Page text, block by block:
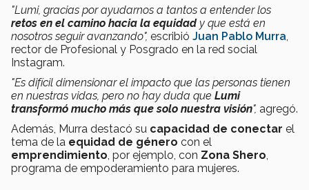
"Lumi, gracias por ayudarnos a tantos a entender los
retos en el camino hacia la equidad y que está en
nosotros seguir avanzando", escribió Juan Pablo Murra
rector de Profesional y Posgrado en la red social
Instagram.
"Es difícil dimensionar el impacto que las personas tienen
en nuestras vidas, pero no hay duda que Lumi
transformó mucho más que solo nuestra visión", agregó.
Además, Murra destacó su capacidad de conectar el
tema de la equidad de género con el
emprendimiento , por ejemplo, con Zona Shero
programa de empoderamiento para mujeres.